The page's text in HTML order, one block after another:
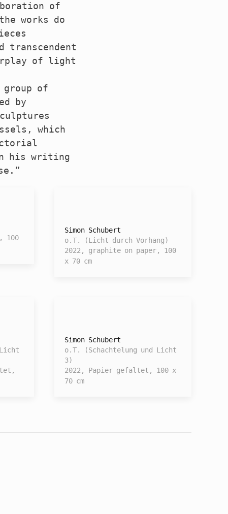
of
works do
transcendent
of light
group of
by
which
his writing
100
Simon Schubert
o.T. (Licht durch Vorhang)
2022, graphite on paper, 100
x 70 cm
Simon Schubert
o.T. (Schachtelung und Licht
3)
2022, Papier gefaltet, 100 x
70 cm